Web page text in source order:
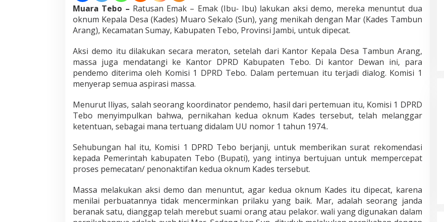
a
Muara Tebo – Ratusan Emak – Emak (Ibu- Ibu) lakukan aksi demo, mereka menuntut dua
oknum Kepala Desa (Kades) Muaro Sekalo (Sun), yang menikah dengan Mar (Kades Tambun
Arang), Kecamatan Sumay, Kabupaten Tebo, Provinsi Jambi, untuk dipecat.
Aksi demo itu dilakukan secara meraton, setelah dari Kantor Kepala Desa Tambun Arang,
massa juga mendatangi ke Kantor DPRD Kabupaten Tebo. Di kantor Dewan ini, para
pendemo diterima oleh Komisi 1 DPRD Tebo. Dalam pertemuan itu terjadi dialog. Komisi 1
menyerap semua aspirasi massa.
Menurut Iliyas, salah seorang koordinator pendemo, hasil dari pertemuan itu, Komisi 1 DPRD
Tebo menyimpulkan bahwa, pernikahan kedua oknum Kades tersebut, telah melanggar
ketentuan, sebagai mana tertuang didalam UU nomor 1 tahun 1974..
Sehubungan hal itu, Komisi 1 DPRD Tebo berjanji, untuk memberikan surat rekomendasi
kepada Pemerintah kabupaten Tebo (Bupati), yang intinya bertujuan untuk mempercepat
proses pemecatan/ penonaktifan kedua oknum Kades tersebut.
Massa melakukan aksi demo dan menuntut, agar kedua oknum Kades itu dipecat, karena
menilai perbuatannya tidak mencerminkan prilaku yang baik. Mar, adalah seorang janda
beranak satu, dianggap telah merebut suami orang atau pelakor. wali yang digunakan dalam
Masyarakat Dusun Daya Murni
Kompak Dukungan Jumiwan Aguza